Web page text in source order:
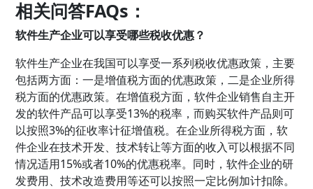
相关问答FAQs：
软件生产企业可以享受哪些税收优惠？
软件生产企业在我国可以享受一系列税收优惠政策，主要
包括两方面：一是增值税方面的优惠政策，二是企业所得
税方面的优惠政策。在增值税方面，软件企业销售自主开
发的软件产品可以享受13%的税率，而购买软件产品则可
以按照3%的征收率计征增值税。在企业所得税方面，软
件企业在技术开发、技术转让等方面的收入可以根据不同
情况适用15%或者10%的优惠税率。同时，软件企业的研
发费用、技术改造费用等还可以按照一定比例加计扣除。